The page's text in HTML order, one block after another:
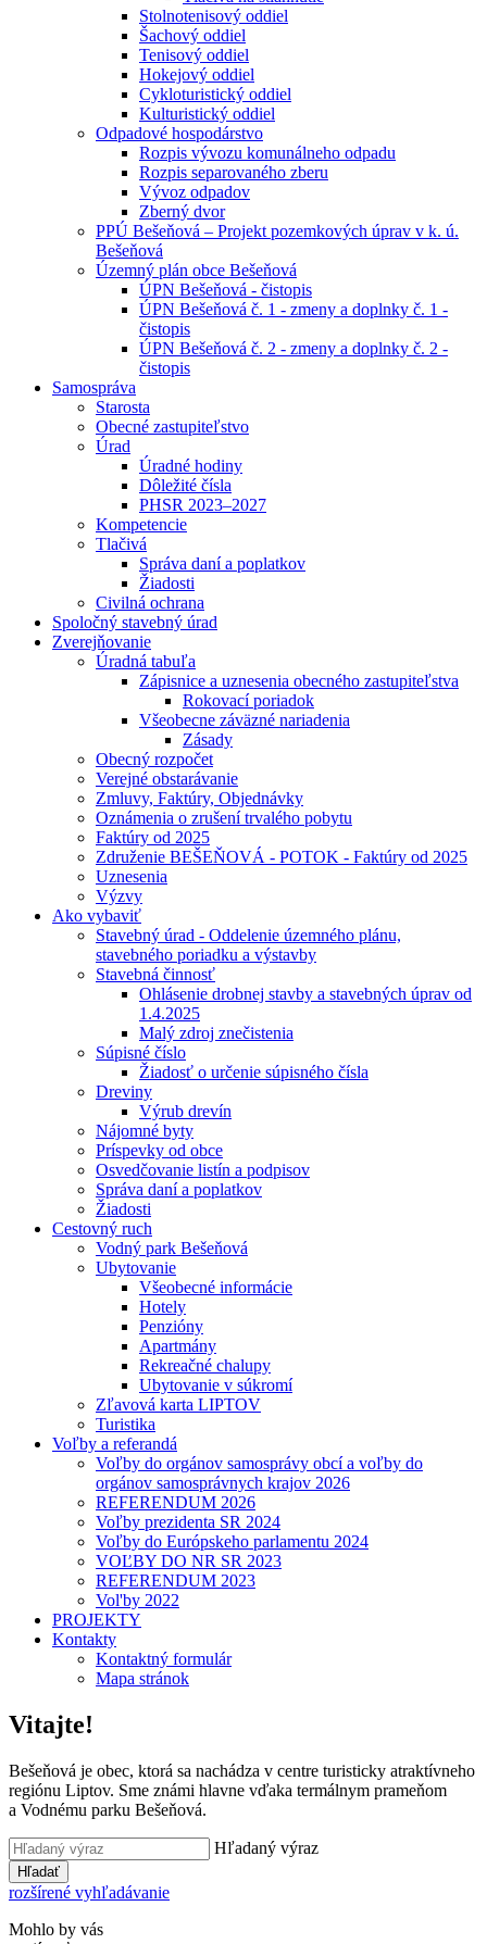
Stolnotenisový oddiel
Šachový oddiel
Tenisový oddiel
Hokejový oddiel
Cykloturistický oddiel
Kulturistický oddiel
Odpadové hospodárstvo
Rozpis vývozu komunálneho odpadu
Rozpis separovaného zberu
Vývoz odpadov
Zberný dvor
PPÚ Bešeňová – Projekt pozemkových úprav v k. ú.
Bešeňová
Územný plán obce Bešeňová
ÚPN Bešeňová - čistopis
ÚPN Bešeňová č. 1 - zmeny a doplnky č. 1 -
čistopis
ÚPN Bešeňová č. 2 - zmeny a doplnky č. 2 -
čistopis
Samospráva
Starosta
Obecné zastupiteľstvo
Úrad
Úradné hodiny
Dôležité čísla
PHSR 2023–2027
Kompetencie
Tlačivá
Správa daní a poplatkov
Žiadosti
Civilná ochrana
Spoločný stavebný úrad
Zverejňovanie
Úradná tabuľa
Zápisnice a uznesenia obecného zastupiteľstva
Rokovací poriadok
Všeobecne záväzné nariadenia
Zásady
Obecný rozpočet
Verejné obstarávanie
Zmluvy, Faktúry, Objednávky
Oznámenia o zrušení trvalého pobytu
Faktúry od 2025
Združenie BEŠEŇOVÁ - POTOK - Faktúry od 2025
Uznesenia
Výzvy
Ako vybaviť
Stavebný úrad - Oddelenie územného plánu,
stavebného poriadku a výstavby
Stavebná činnosť
Ohlásenie drobnej stavby a stavebných úprav od
1.4.2025
Malý zdroj znečistenia
Súpisné číslo
Žiadosť o určenie súpisného čísla
Dreviny
Výrub drevín
Nájomné byty
Príspevky od obce
Osvedčovanie listín a podpisov
Správa daní a poplatkov
Žiadosti
Cestovný ruch
Vodný park Bešeňová
Ubytovanie
Všeobecné informácie
Hotely
Penzióny
Apartmány
Rekreačné chalupy
Ubytovanie v súkromí
Zľavová karta LIPTOV
Turistika
Voľby a referandá
Voľby do orgánov samosprávy obcí a voľby do
orgánov samosprávnych krajov 2026
REFERENDUM 2026
Voľby prezidenta SR 2024
Voľby do Európskeho parlamentu 2024
VOĽBY DO NR SR 2023
REFERENDUM 2023
Vol'by 2022
PROJEKTY
Kontakty
Kontaktný formulár
Mapa stránok
Vitajte!
Bešeňová je obec, ktorá sa nachádza v centre turisticky atraktívneho
regiónu Liptov. Sme známi hlavne vďaka termálnym prameňom
a Vodnému parku Bešeňová.
Hľadaný výraz
Hľadať
rozšírené vyhľadávanie
Mohlo by vás